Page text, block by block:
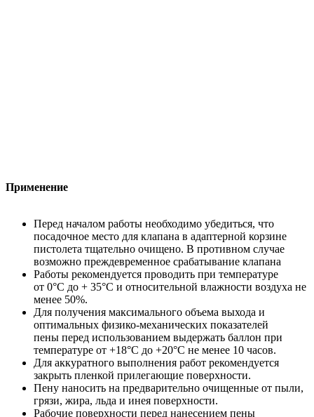
Применение
Перед началом работы необходимо убедиться, что
посадочное место для клапана в адаптерной корзине
пистолета тщательно очищено. В противном случае
возможно преждевременное срабатывание клапана
Работы рекомендуется проводить при температуре
от 0°С до + 35°С и относительной влажности воздуха не
менее 50%.
Для получения максимального объема выхода и
оптимальных физико-механических показателей
пены перед использованием выдержать баллон при
температуре от +18°С до +20°С не менее 10 часов.
Для аккуратного выполнения работ рекомендуется
закрыть пленкой прилегающие поверхности.
Пену наносить на предварительно очищенные от пыли,
грязи, жира, льда и инея поверхности.
Рабочие поверхности перед нанесением пены